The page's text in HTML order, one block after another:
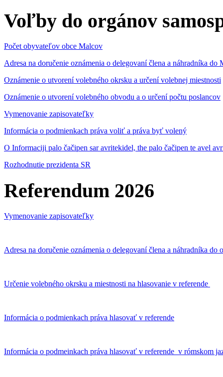
Voľby do orgánov
Počet obyvateľov obce Malcov
Adresa na doručenie oznámenia o delegovaní člena a náhradníka
Oznámenie o utvorení volebného okrsku a určení volebnej miestnosti
Oznámenie o utvorení volebného obvodu a o určení počtu poslancov
Vymenovanie zapisovateľky
Informácia o podmienkach práva voliť a práva byť volený
O Informaciji palo čačipen sar avritekidel, the palo čačipen te avel
Rozhodnutie prezidenta SR
Referendum 2026
Vymenovanie zapisovateľky
Adresa na doručenie oznámenia o delegovaní člena a náhradníka
Určenie volebného okrsku a miestnosti na hlasovanie v referende
Informácia o podmienkach práva hlasovať v referende
Informácia o podmeinkach práva hlasovať v referende v rómskom